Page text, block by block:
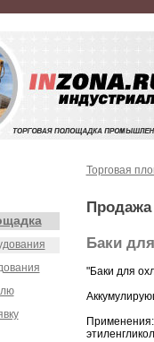
Торговая
Продажа
Баки
"Баки для